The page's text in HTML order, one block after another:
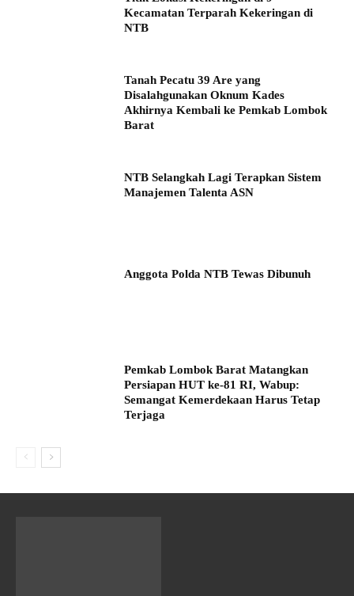
Kecamatan Terparah Kekeringan di
NTB
Tanah Pecatu 39 Are yang
Disalahgunakan Oknum Kades
Akhirnya Kembali ke Pemkab Lombok
Barat
NTB Selangkah Lagi Terapkan Sistem
Manajemen Talenta ASN
Anggota Polda NTB Tewas Dibunuh
Pemkab Lombok Barat Matangkan
Persiapan HUT ke-81 RI, Wabup:
Semangat Kemerdekaan Harus Tetap
Terjaga